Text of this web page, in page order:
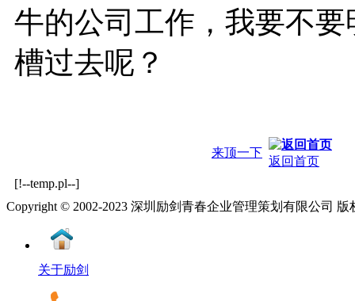
牛的公司工作，我要不
槽过去呢？
来顶一下
返回首页
[!--temp.pl--]
Copyright © 2002-2023 深圳励剑青春企业管理策划有限公司
关于励剑